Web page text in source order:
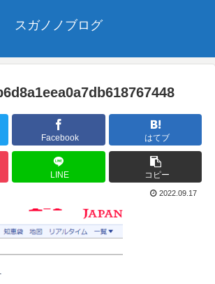
スガノノブログ
Facebook はてブ
LINE コピー
2022.09.17